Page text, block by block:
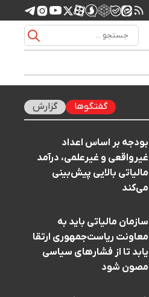
گفتگوها گزارش
بودجه بر اساس اعداد
غیرواقعی و غیرعلمی، درآمد
مالیاتی بالایی پیش‌بینی
می‌کند
سازمان مالیاتی باید به
معاونت ریاست‌جمهوری ارتقا
یابد تا از فشارهای سیاسی
مصون شود